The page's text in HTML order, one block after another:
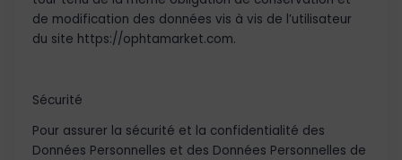
de modification des données vis à vis de l’utilisateur
du site https://ophtamarket.com.
Sécurité
Pour assurer la sécurité et la confidentialité des
Données Personnelles et des Données Personnelles de